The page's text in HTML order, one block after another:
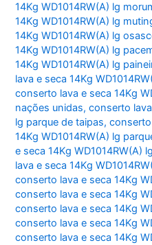
14Kg WD1014RW(A) lg
14Kg WD1014RW(A) lg
14Kg WD1014RW(A) lg
14Kg WD1014RW(A) lg
14Kg WD1014RW(A) lg
lava e seca 14Kg
conserto lava e seca 14Kg
nações unidas,conserto
lg parque de taipas,
14Kg WD1014RW(A) lg
e seca 14Kg WD1014RW(A)
lava e seca 14Kg
conserto lava e seca 14Kg
conserto lava e seca 14Kg
conserto lava e seca 14Kg
conserto lava e seca 14Kg
conserto lava e seca 14Kg